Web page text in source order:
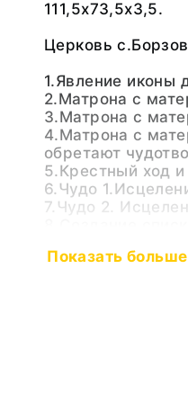
111,5x73,5x3,5.
Церковь
1.Явление иконы
2.Матрона с
3.Матрона с
4.Матрона с
обретают
5.Крестный ход
6.Чудо
7.Чудо 2.
чудесах.
Показать больше